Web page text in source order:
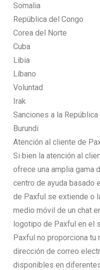
Somalia
República del Congo
Corea del Norte
Cuba
Libia
Líbano
Voluntad
Irak
Sanciones a la
Burundi
Atención al cliente de
Si bien la atención al
ofrece una amplia gama
centro de ayuda basado
de Paxful se extiende o
medio móvil de un chat
logotipo de Paxful en el
Paxful no proporciona tu
dirección de correo
disponibles en